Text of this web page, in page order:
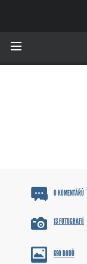
0 KOMENTÁŘŮ
13 FOTOGRAFIÍ
690 BODŮ